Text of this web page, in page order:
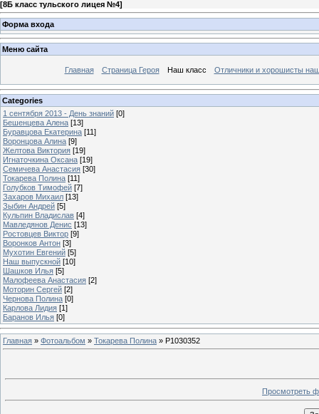
[8Б класс тульского лицея №4]
Форма входа
Меню сайта
Главная Страница Героя Наш класс Отличники и хорошисты
Categories
1 сентября 2013 - День знаний [0]
Бешенцева Алена [13]
Буравцова Екатерина [11]
Воронцова Алина [9]
Желтова Виктория [19]
Игнаточкина Оксана [19]
Семичева Анастасия [30]
Токарева Полина [11]
Голубков Тимофей [7]
Захаров Михаил [13]
Зыбин Андрей [5]
Кульпин Владислав [4]
Мавледянов Денис [13]
Ростовцев Виктор [9]
Воронков Антон [3]
Мухотин Евгений [5]
Наш выпускной [10]
Шашков Илья [5]
Малофеева Анастасия [2]
Моторин Сергей [2]
Чернова Полина [0]
Карлова Лидия [1]
Баранов Илья [0]
Главная » Фотоальбом » Токарева Полина » P1030352
Просмотреть